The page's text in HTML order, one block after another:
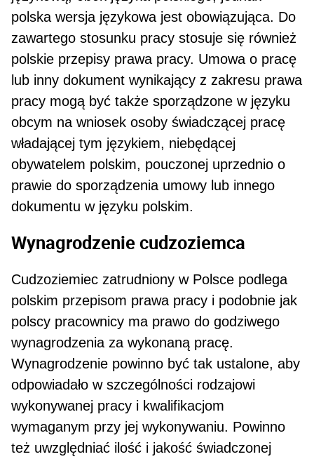
polska wersja językowa jest obowiązująca. Do
zawartego stosunku pracy stosuje się również
pol­skie przepisy prawa pracy. Umowa o pracę
lub inny dokument wynikający z zakresu prawa
pracy mogą być także sporzą­dzone w języku
obcym na wniosek osoby świad­czącej pracę
władającej tym językiem, niebędącej
obywatelem polskim, pouczonej uprzednio o
pra­wie do sporządzenia umowy lub innego
dokumen­tu w języku polskim.
Wynagrodzenie cudzoziemca
Cudzoziemiec zatrudniony w Polsce podlega
pol­skim przepisom prawa pracy i podobnie jak
polscy pracownicy ma prawo do godziwego
wynagrodze­nia za wykonaną pracę.
Wynagrodzenie powinno być tak ustalone, aby
odpowiadało w szczegól­ności rodzajowi
wykonywanej pracy i kwalifika­cjom
wymaganym przy jej wykonywaniu. Powinno
też uwzględniać ilość i jakość świadczonej